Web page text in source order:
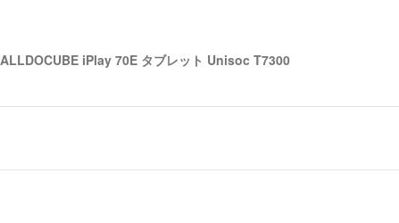
ALLDOCUBE iPlay 70E タブレット Unisoc T7300